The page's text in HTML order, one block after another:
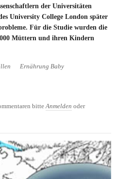
der Universitäten
University College London später
Für die Studie wurden die
Müttern und ihren Kindern
Ernährung Baby
Babys haben weniger
bitteAnmelden oder